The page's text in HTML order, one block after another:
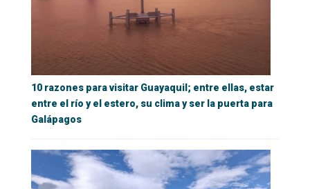
10 razones para visitar Guayaquil; entre ellas, estar
entre el río y el estero, su clima y ser la puerta para
Galápagos